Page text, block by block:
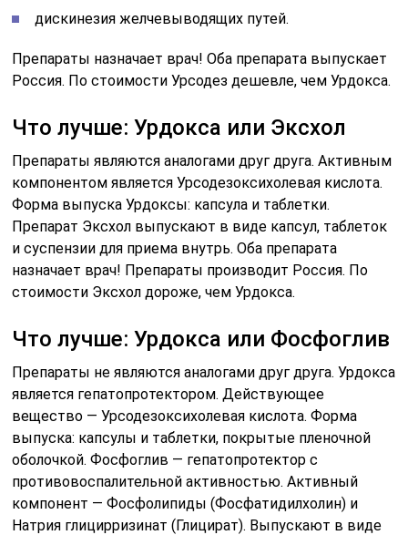
дискинезия желчевыводящих путей.
Препараты назначает врач! Оба препарата выпускает
Россия. По стоимости Урсодез дешевле, чем Урдокса.
Что лучше: Урдокса или Эксхол
Препараты являются аналогами друг друга. Активным
компонентом является Урсодезоксихолевая кислота.
Форма выпуска Урдоксы: капсула и таблетки.
Препарат Эксхол выпускают в виде капсул, таблеток
и суспензии для приема внутрь. Оба препарата
назначает врач! Препараты производит Россия. По
стоимости Эксхол дороже, чем Урдокса.
Что лучше: Урдокса или Фосфоглив
Препараты не являются аналогами друг друга. Урдокса
является гепатопротектором. Действующее
вещество — Урсодезоксихолевая кислота. Форма
выпуска: капсулы и таблетки, покрытые пленочной
оболочкой. Фосфоглив — гепатопротектор с
противовоспалительной активностью. Активный
компонент — Фосфолипиды (Фосфатидилхолин) и
Натрия глицирризинат (Глицират). Выпускают в виде